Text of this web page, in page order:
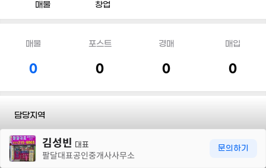
매물 창업
매물
0
포스트
0
경매
0
매입
0
담당지역
전화 김성빈 대표
팔달대표공인중개사사무소
문의하기